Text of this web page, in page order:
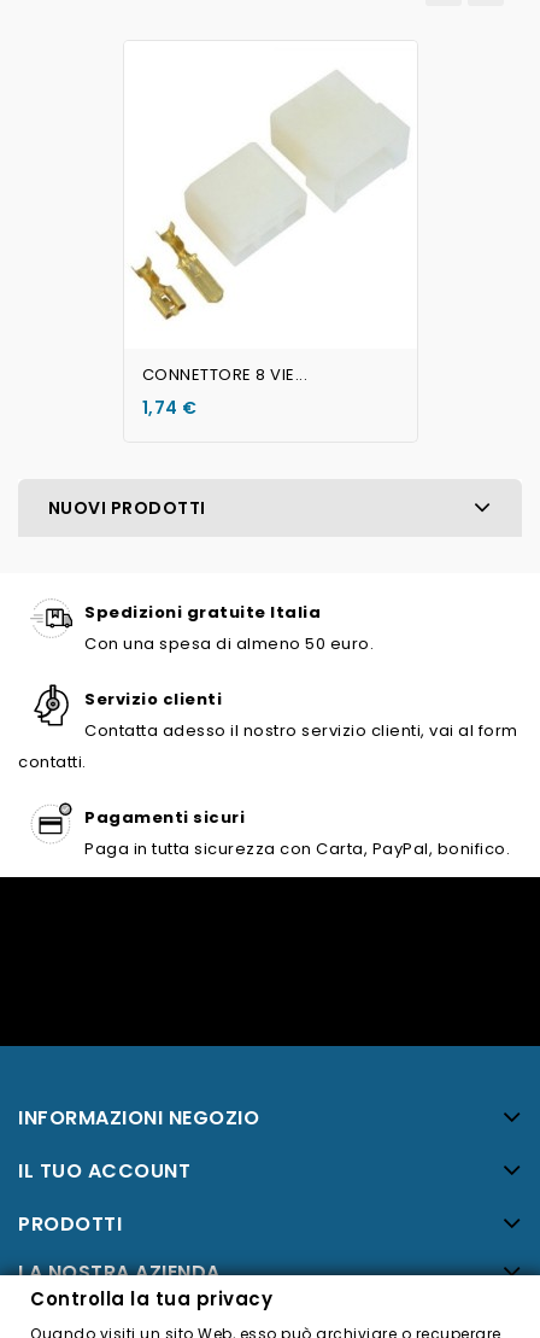
CONNETTORE 8 VIE...
1,74 €
NUOVI PRODOTTI
Spedizioni gratuite Italia
Con una spesa di almeno 50 euro.
Servizio clienti
Contatta adesso il nostro servizio clienti, vai al form
contatti.
Pagamenti sicuri
Paga in tutta sicurezza con Carta, PayPal, bonifico.
INFORMAZIONI NEGOZIO
IL TUO ACCOUNT
PRODOTTI
LA NOSTRA AZIENDA
Controlla la tua privacy
Quando visiti un sito Web, esso può archiviare o recuperare